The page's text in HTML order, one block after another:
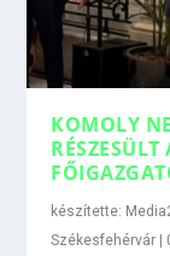
KOMOLY
készítette:
Székesfehérvár |